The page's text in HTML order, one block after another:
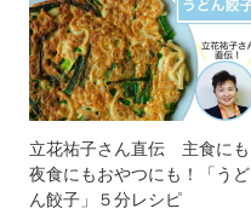
立花祐子さん直伝 主食にも
夜食にもおやつにも！「うど
ん餃子」５分レシピ